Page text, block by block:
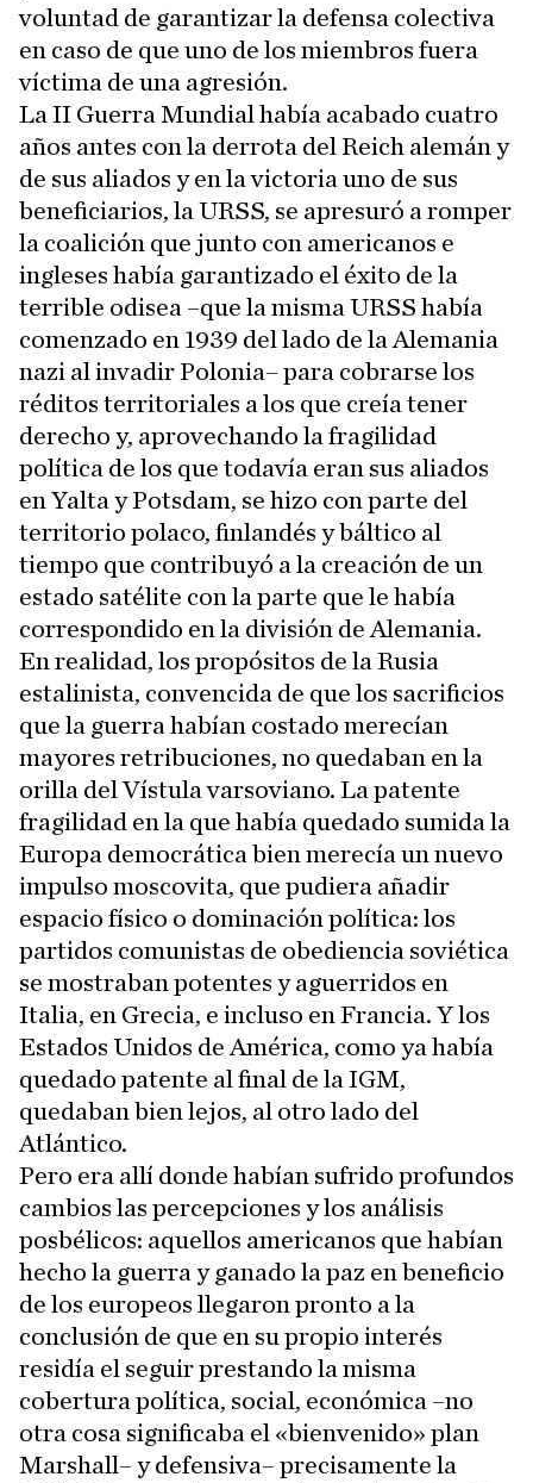
voluntad de garantizar la defensa colectiva
en caso de que uno de los miembros fuera
víctima de una agresión.
La II Guerra Mundial había acabado cuatro
años antes con la derrota del Reich alemán y
de sus aliados y en la victoria uno de sus
beneficiarios, la URSS, se apresuró a romper
la coalición que junto con americanos e
ingleses había garantizado el éxito de la
terrible odisea –que la misma URSS había
comenzado en 1939 del lado de la Alemania
nazi al invadir Polonia– para cobrarse los
réditos territoriales a los que creía tener
derecho y, aprovechando la fragilidad
política de los que todavía eran sus aliados
en Yalta y Potsdam, se hizo con parte del
territorio polaco, finlandés y báltico al
tiempo que contribuyó a la creación de un
estado satélite con la parte que le había
correspondido en la división de Alemania.
En realidad, los propósitos de la Rusia
estalinista, convencida de que los sacrificios
que la guerra habían costado merecían
mayores retribuciones, no quedaban en la
orilla del Vístula varsoviano. La patente
fragilidad en la que había quedado sumida la
Europa democrática bien merecía un nuevo
impulso moscovita, que pudiera añadir
espacio físico o dominación política: los
partidos comunistas de obediencia soviética
se mostraban potentes y aguerridos en
Italia, en Grecia, e incluso en Francia. Y los
Estados Unidos de América, como ya había
quedado patente al final de la IGM,
quedaban bien lejos, al otro lado del
Atlántico.
Pero era allí donde habían sufrido profundos
cambios las percepciones y los análisis
posbélicos: aquellos americanos que habían
hecho la guerra y ganado la paz en beneficio
de los europeos llegaron pronto a la
conclusión de que en su propio interés
residía el seguir prestando la misma
cobertura política, social, económica –no
otra cosa significaba el «bienvenido» plan
Marshall– y defensiva– precisamente la